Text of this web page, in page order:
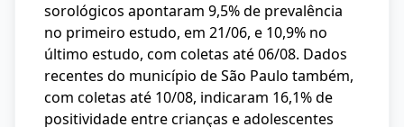
sorológicos apontaram 9,5% de prevalência
no primeiro estudo, em 21/06, e 10,9% no
último estudo, com coletas até 06/08. Dados
recentes do município de São Paulo também,
com coletas até 10/08, indicaram 16,1% de
positividade entre crianças e adolescentes